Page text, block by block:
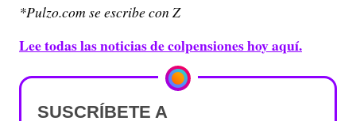
*Pulzo.com se escribe con Z
Lee todas las noticias de colpensiones hoy aquí.
SUSCRÍBETE A